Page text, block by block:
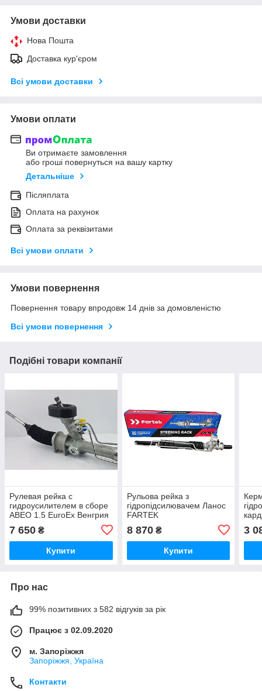
Умови доставки
Нова Пошта
Доставка кур'єром
Всі умови доставки
Умови оплати
Ви отримаєте замовлення
або гроші повернуться на вашу картку
Детальніше
Післяплата
Оплата на рахунок
Оплата за реквізитами
Всі умови оплати
Умови повернення
Повернення товару впродовж 14 днів за домовленістю
Всі умови повернення
Подібні товари компанії
Рулевая рейка с
гидроусилителем в сборе
АВЕО 1.5 EuroEx Венгрия
7 650 ₴
Купити
Рульова рейка з
гідропідсилювачем Ланос
FARTEK
8 870₴
Купити
3
Про нас
99% позитивних з 582 відгуків за рік
Працює з 02.09.2020
м. Запоріжжя
Запоріжжя, Україна
Контакти